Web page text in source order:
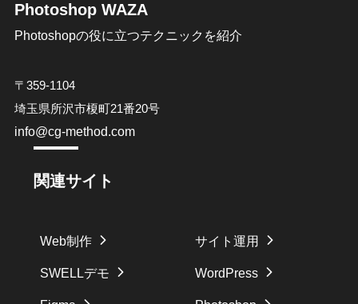
Photoshop WAZA
Photoshopの役に立つテクニックを紹介
〒359-1104
埼玉県所沢市榎町21番20号
info@cg-method.com
関連サイト
Web制作 サイト運用
SWELLデモ WordPress